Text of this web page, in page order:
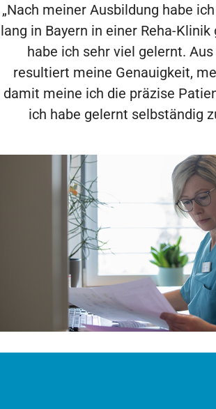
„Nach meiner Ausbildung habe
lang in Bayern in einer Reha-
habe ich sehr viel gelernt.
resultiert meine Genauigkeit,
damit meine ich die präzise
ich habe gelernt selbständig